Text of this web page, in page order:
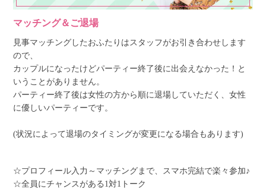
マッチング＆ご退場
見事マッチングしたおふたりはスタッフがお引き合わせします
ので、
カップルになったけどパーティー終了後に出会えなかった！と
いうことがありません。
パーティー終了後は女性の方から順に退場していただく、女性
に優しいパーティーです。
(状況によって退場のタイミングが変更になる場合もあります)
☆プロフィール入力～マッチングまで、スマホ完結で楽々参加♪
☆全員にチャンスがある1対1トーク